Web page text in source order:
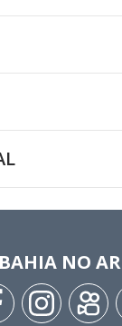
BAHIA NO AR